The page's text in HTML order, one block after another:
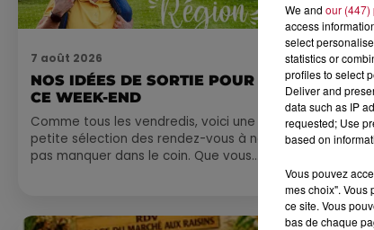
7 août 2026
NOS IDÉES DE SORTIE POUR
CE WEEK-END
Comme tous les vendredis, voici une
petite sélection des rendez-vous à ne
pas manquer dans le coin. Que vous
7 août
DINER
We and our (447)
access
select
statistics or
profiles to select
Deliver and
data such as IP
requested; Use
based on
Vous pouvez
mes choix". Vous
ce site. Vous
bas de chaque